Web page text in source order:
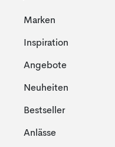
Marken
Inspiration
Angebote
Neuheiten
Bestseller
Anlässe